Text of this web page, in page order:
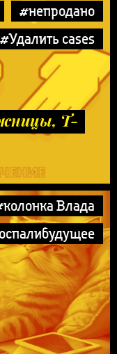
#непродано
#Удалить cases
Т-
Влада